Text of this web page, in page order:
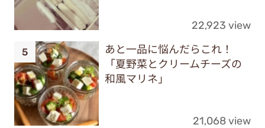
22,923 view
あと一品に悩んだらこれ！
「夏野菜とクリームチーズの
和風マリネ」
21,068 view